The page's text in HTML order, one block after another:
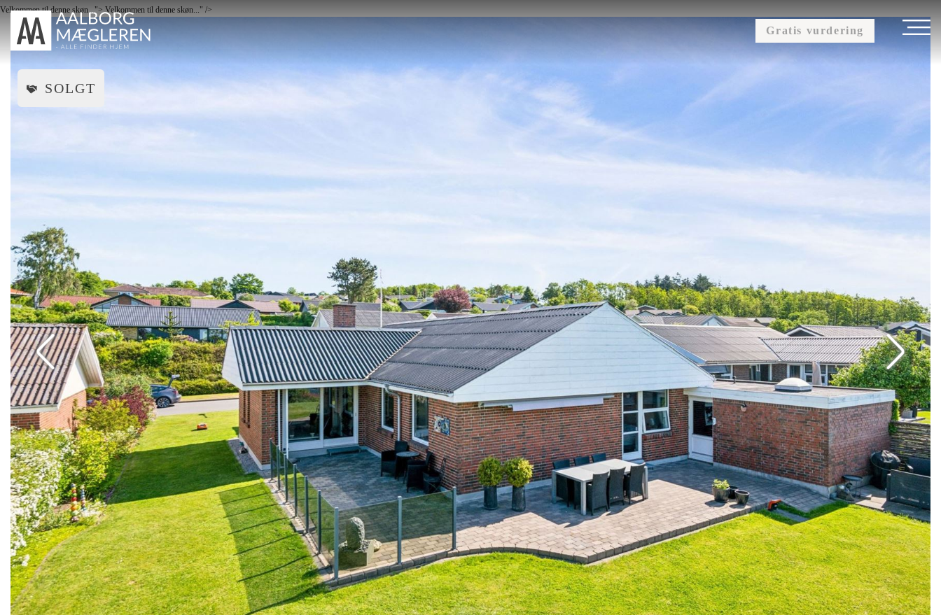
Velkommen til denne skøn...">Velkommen til denne skøn..." />
Gratis vurdering
KUNDEUDTALELSER
SOLGT